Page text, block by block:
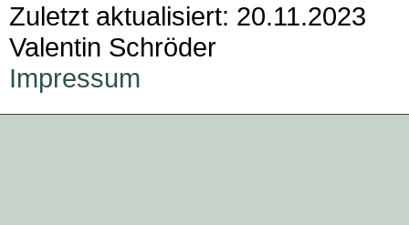
Zuletzt aktualisiert: 20.11.2023
Valentin Schröder
Impressum